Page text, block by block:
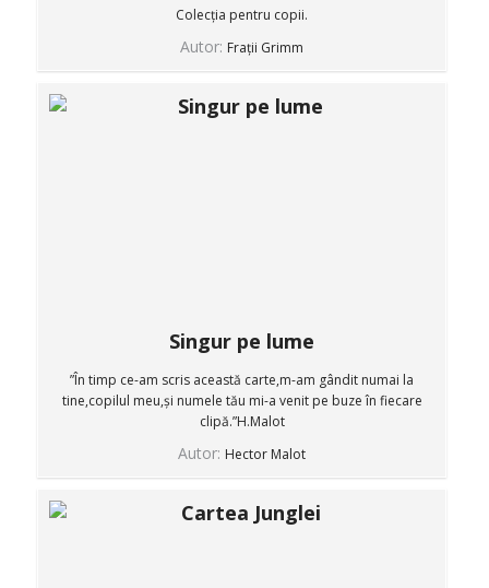
Colecția pentru copii.
Autor: Frații Grimm
Singur pe lume
”În timp ce-am scris această carte,m-am gândit numai la
tine,copilul meu,și numele tău mi-a venit pe buze în fiecare
clipă.”H.Malot
Autor: Hector Malot